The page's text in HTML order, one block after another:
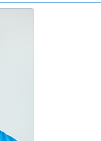
УЕФА
УЕФА
первенство
лиги
Трансляции матчей